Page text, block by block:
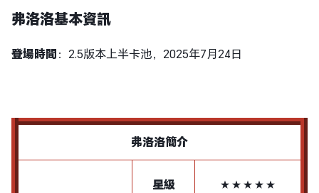
弗洛洛基本資訊
登場時間：2.5版本上半卡池，2025年7月24日
弗洛洛簡介
星級 ★★★★★